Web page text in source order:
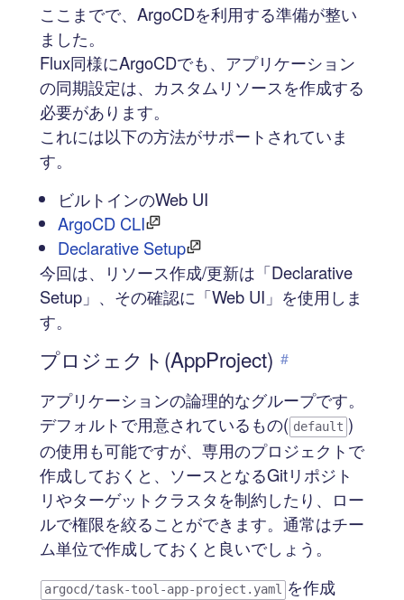
ここまでで、ArgoCDを利用する準備が整い
ました。
Flux同様にArgoCDでも、アプリケーション
の同期設定は、カスタムリソースを作成する
必要があります。
これには以下の方法がサポートされていま
す。
ビルトインのWeb UI
ArgoCD CLI
Declarative Setup
今回は、リソース作成/更新は「Declarative
Setup」、その確認に「Web UI」を使用しま
す。
プロジェクト(AppProject) #
アプリケーションの論理的なグループです。
デフォルトで用意されているもの( default )
の使用も可能ですが、専用のプロジェクトで
作成しておくと、ソースとなるGitリポジト
リやターゲットクラスタを制約したり、ロー
ルで権限を絞ることができます。通常はチー
ム単位で作成しておくと良いでしょう。
argocd/task-tool-app-project.yaml を作成